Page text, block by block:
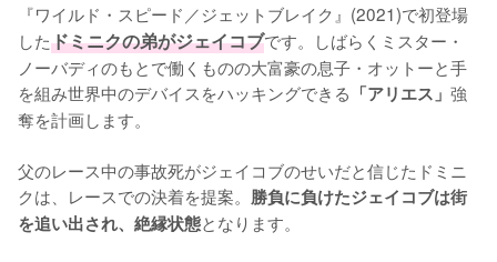
『ワイルド・スピード／ジェットブレイク』(2021)で初登場
したドミニクの弟がジェイコブです。しばらくミスター・
ノーバディのもとで働くものの大富豪の息子・オットーと手
を組み世界中のデバイスをハッキングできる 「アリエス」 強
奪を計画します。
父のレース中の事故死がジェイコブのせいだと信じたドミニ
クは、レースでの決着を提案。 勝負に負けたジェイコブは街
を追い出され、絶縁状態となります。